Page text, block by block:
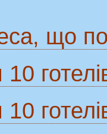
що
10
10